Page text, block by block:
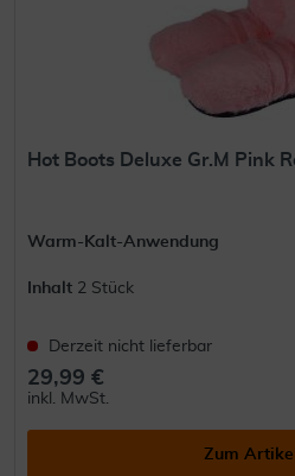
Hot Boots Deluxe Gr.M Pink
Warm-Kalt-Anwendung
Inhalt 2 Stück
Derzeit nicht lieferbar
29,99 €
inkl. MwSt.
Zum Artikel